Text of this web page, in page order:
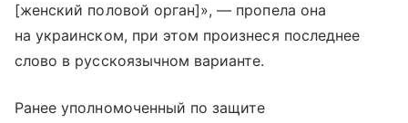
[женский половой орган]», — пропела она
на украинском, при этом произнеся последнее
слово в русскоязычном варианте.
Ранее уполномоченный по защите